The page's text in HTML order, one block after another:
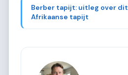
Berber tapijt: uitleg over
Afrikaanse tapijt